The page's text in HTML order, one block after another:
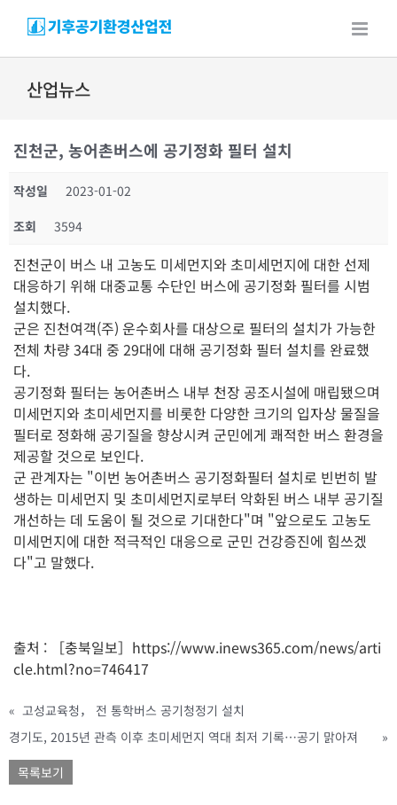
content
산업뉴스
진천군, 농어촌버스에 공기정화 필터 설치
작성일
2023-01-02
조회
3594
진천군이 버스 내 고농도 미세먼지와 초미세먼지에 대한 선제
대응하기 위해 대중교통 수단인 버스에 공기정화 필터를 시범
설치했다.
군은 진천여객(주) 운수회사를 대상으로 필터의 설치가 가능한
전체 차량 34대 중 29대에 대해 공기정화 필터 설치를 완료했
다.
공기정화 필터는 농어촌버스 내부 천장 공조시설에 매립됐으며
미세먼지와 초미세먼지를 비롯한 다양한 크기의 입자상 물질을
필터로 정화해 공기질을 향상시켜 군민에게 쾌적한 버스 환경을
제공할 것으로 보인다.
군 관계자는 "이번 농어촌버스 공기정화필터 설치로 빈번히 발
생하는 미세먼지 및 초미세먼지로부터 악화된 버스 내부 공기질
개선하는 데 도움이 될 것으로 기대한다"며 "앞으로도 고농도
미세먼지에 대한 적극적인 대응으로 군민 건강증진에 힘쓰겠
다"고 말했다.
출처 : ［충북일보］https://www.inews365.com/news/arti
cle.html?no=746417
« 고성교육청， 전 통학버스 공기청정기 설치
경기도, 2015년 관측 이후 초미세먼지 역대 최저 기록…공기 맑아져
»
목록보기